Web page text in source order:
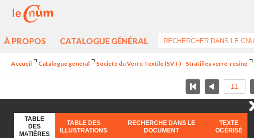
À PROPOS CATALOGUE GÉNÉRAL
Accueil Catalogue général Société du Verre Textile (SVT) - Stratifiés verre-résine
TABLE
DES
MATIÈRES
TABLE DES
ILLUSTRATIONS
RECHERCHE DANS LE
DOCUMENT
TEXTE
OCÉRISÉ